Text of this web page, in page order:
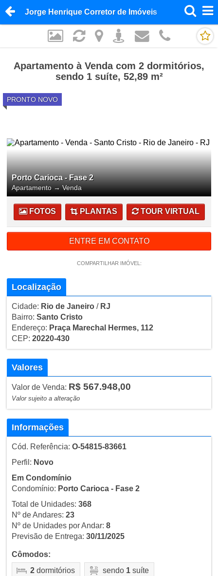
Jorge Henrique Corretor de Imóveis
Apartamento à Venda com 2 dormitórios,
sendo 1 suíte, 52,89 m²
PRONTO NOVO
Porto Carioca - Fase 2
Apartamento→Venda
FOTOS PLANTAS TOUR VIRTUAL
ENTRE EM CONTATO
COMPARTILHAR IMÓVEL:
Localização
Cidade: Rio de Janeiro/ RJ
Bairro: Santo Cristo
Endereço: Praça Marechal Hermes, 112
CEP: 20220-430
Valores
Valor de Venda: R$ 567.948,00
Valor sujeito a alteração
Informações
Cód. Referência: O-54815-83661
Perfil: Novo
Em Condomínio
Condomínio: Porto Carioca - Fase 2
Total de Unidades: 368
Nº de Andares: 23
Nº de Unidades por Andar: 8
Previsão de Entrega: 30/11/2025
Cômodos:
2dormitórios sendo 1suíte